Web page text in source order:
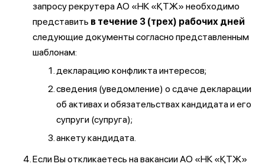
запросу рекрутера АО «НК «ҚТЖ» необходимо
представить в течение 3 (трех) рабочих дней
следующие документы согласно представленным
шаблонам:
декларацию конфликта интересов;
сведения (уведомление) о сдаче декларации
об активах и обязательствах кандидата и его
супруги (супруга);
анкету кандидата.
Если Вы откликаетесь на вакансии АО «НК «ҚТЖ»